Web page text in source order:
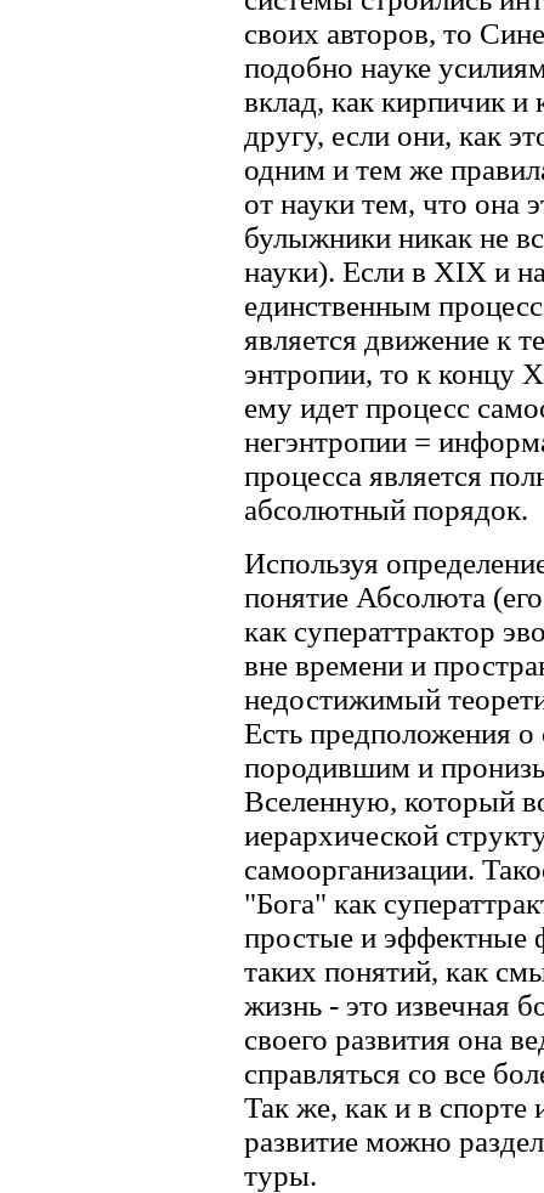
своих авторов, то
подобно науке
вклад, как кирпичик и
другу, если они, как
одним и тем же
от науки тем, что она
булыжники никак не
науки). Если в XIX и
единственным
является движение к
энтропии, то к концу
ему идет процесс
негэнтропии =
процесса является
абсолютный порядок.
Используя
понятие Абсолюта
как суператтрактор
вне времени и
недостижимый
Есть предположения
породившим и
Вселенную, который
иерархической
самоорганизации.
"Бога" как
простые и эффектные
таких понятий, как
жизнь - это извечная
своего развития она
справляться со все
Так же, как и в
развитие можно
туры.